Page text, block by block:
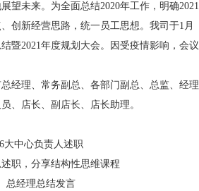
望未来。为全面总结2020年工作，明确2021
创新经营思路，统一员工思想。我司于1月
暨2021年度规划大会。因受疫情影响，会议
经理、常务副总、各部门副总、总监、经理
、店长、副店长、店长助理。
6大中心负责人述职
职，分享结构性思维课程
总经理总结发言